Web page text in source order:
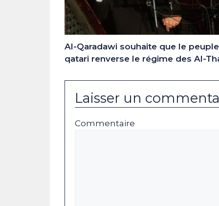
Al-Qaradawi souhaite que le peuple
qatari renverse le régime des Al-
Laisser un
Commentaire